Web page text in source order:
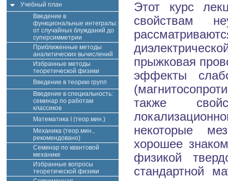
Учебный план
Введение в
функциональные интегралы:
от случайных блужданий до
суперсимметрии
Приближенные методы
аналитических вычислений
Избранные методы
теоретической физики
Введение в теорию групп
Введение в специальность:
семинар по работам
классиков
Математика I (теор.мин.)
Механика (теор.мин.,
рекомендовано)
Семинар по квантовой
механике
Избранные вопросы
теоретической физики
Этот курс
свойствам
прыжковая
эффекты
также
некоторые
хорошее
физикой
стандартной